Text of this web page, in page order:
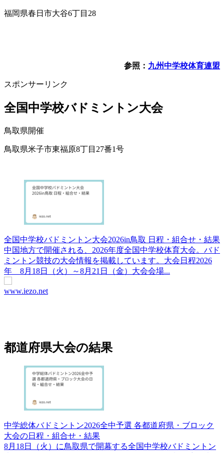
福岡県春日市大谷6丁目28
参照： 九州中学校体育連盟
スポンサーリンク
全国中学校バドミントン大会
鳥取県開催
鳥取県米子市東福原8丁目27番1号
全国中学校バドミントン大会2026in鳥取 日程・組合せ・結果
中国地方で開催される、2026年度全国中学校体育大会。バド
ミントン競技の大会情報を掲載しています。大会日程2026
年 8月18日（火）～8月21日（金）大会会場...
www.iezo.net
都道府県大会の結果
中学総体バドミントン2026全中予選 各都道府県・ブロック
大会の日程・組合せ・結果
8月18日（火）に鳥取県で開幕する全国中学校バドミントン